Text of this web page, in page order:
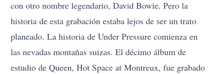
con otro nombre legendario, David Bowie. Pero la
historia de esta grabación estaba lejos de ser un trato
planeado. La historia de Under Pressure comienza en
las nevadas montañas suizas. El décimo álbum de
estudio de Queen, Hot Space at Montreux, fue grabado